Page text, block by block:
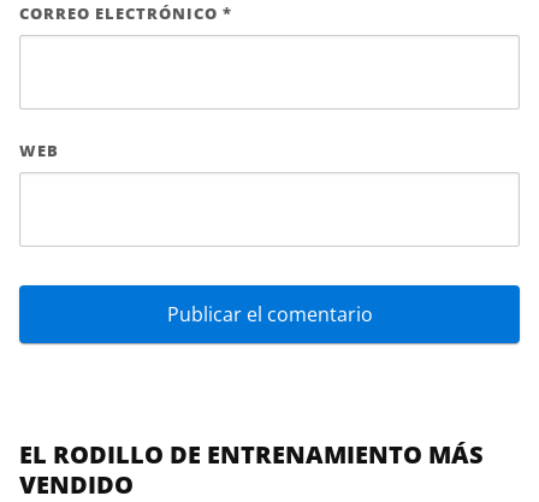
CORREO ELECTRÓNICO *
WEB
EL RODILLO DE ENTRENAMIENTO MÁS
VENDIDO